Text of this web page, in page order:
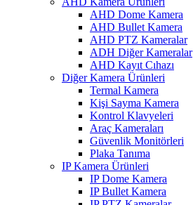
AHD Dome Kamera
AHD Bullet Kamera
AHD PTZ Kameralar
ADH Diğer Kameralar
AHD Kayıt Cıhazı
Diğer Kamera Ürünleri
Termal Kamera
Kişi Sayma Kamera
Kontrol Klavyeleri
Araç Kameraları
Güvenlik Monitörleri
Plaka Tanıma
IP Kamera Ürünleri
IP Dome Kamera
IP Bullet Kamera